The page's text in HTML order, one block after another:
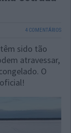
4 COMENTÁRIOS
sido tão
atravessar,
O